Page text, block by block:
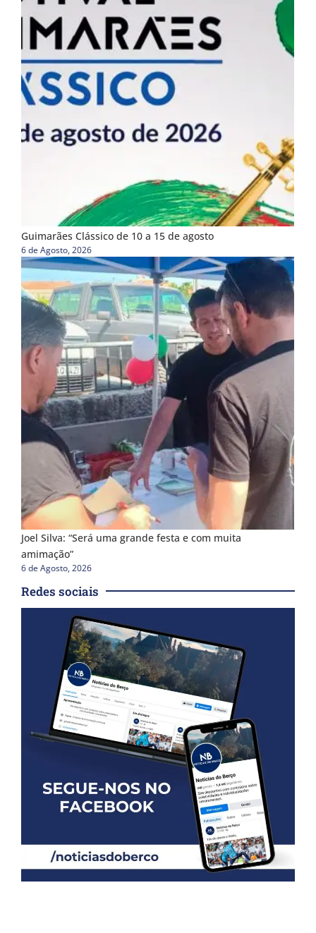
Guimarães Clássico de 10 a 15 de agosto
6 de Agosto, 2026
Joel Silva: “Será uma grande festa e com muita
amimação”
6 de Agosto, 2026
Redes sociais